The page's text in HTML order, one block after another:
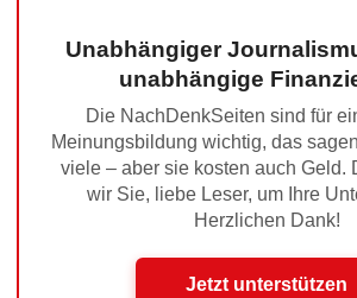
Unabhängiger
unabhängige
Die NachDenkSeiten sind für
Meinungsbildung wichtig, das
viele – aber sie kosten auch Geld.
wir Sie, liebe Leser, um Ihre
Herzlichen Dank!
Jetzt unterstützen